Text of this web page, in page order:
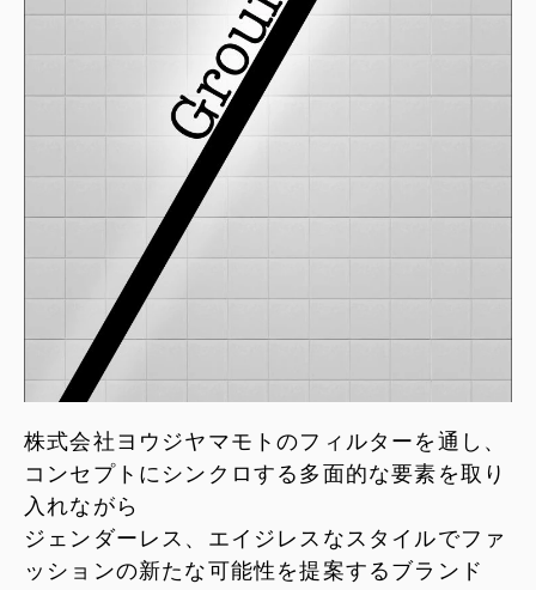
株式会社ヨウジヤマモトのフィルターを通し、
コンセプトにシンクロする多面的な要素を取り
入れながら
ジェンダーレス、エイジレスなスタイルでファ
ッションの新たな可能性を提案するブランド